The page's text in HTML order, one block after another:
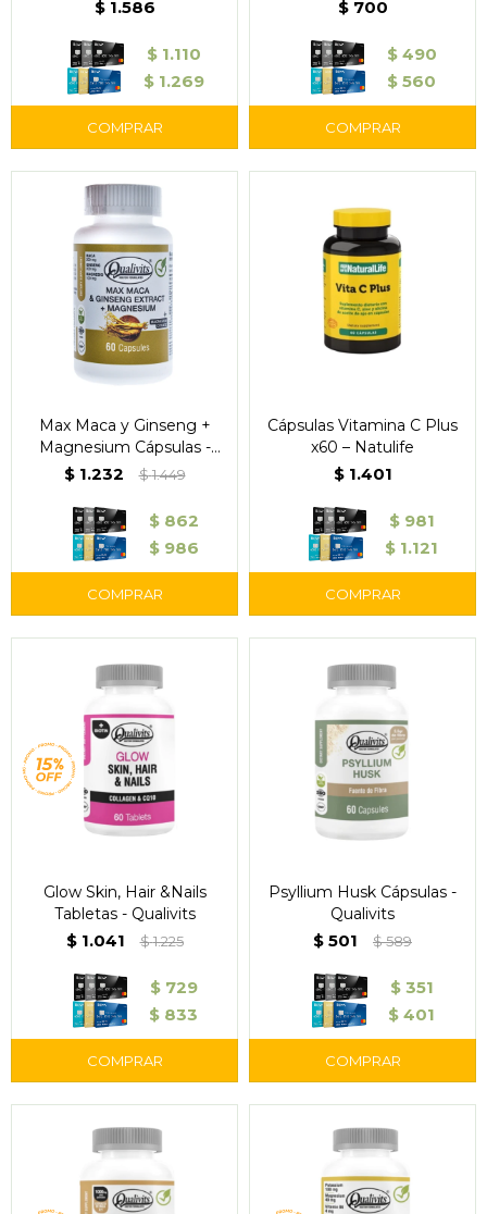
$ 1.586
$ 1.110
$ 1.269
$ 700
$ 490
$ 560
Max Maca y Ginseng +
Magnesium Cápsulas -
Qualivits
$ 1.232 $1.449
$ 862
$ 986
Cápsulas Vitamina C Plus
x60 – Natulife
$ 1.401
$ 981
$ 1.121
Glow Skin, Hair &Nails
Tabletas - Qualivits
$ 1.041 $1.225
$ 729
$ 833
Psyllium Husk Cápsulas -
Qualivits
$ 501 $589
$ 351
$ 401